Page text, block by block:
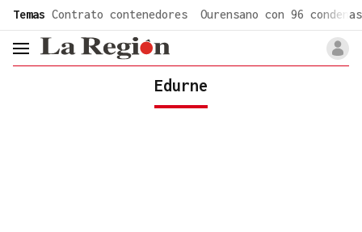
Temas Contrato contenedores Ourensano con 96 condenas
header.menu.open
Edurne